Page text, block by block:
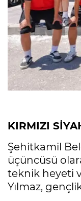
KIRMIZI
Şehitkamil
üçüncüsü
teknik heyeti
Yılmaz,